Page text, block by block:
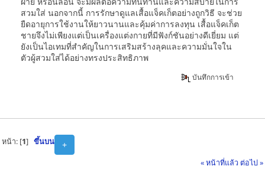
สวมใส่ นอกจากนี้ การรักษาดูแลเสื้อแจ็คเก็ตอย่างถูกวิธี จะช่วย
ยืดอายุการใช้งานให้ยาวนานและคุ้มค่าการลงทุน เสื้อแจ็คเก็ต
ชายจึงไม่เพียงแต่เป็นเครื่องแต่งกายที่มีฟังก์ชันอย่างดีเยี่ยม แต่
ยังเป็นไอเทมที่สำคัญในการเสริมสร้างลุคและความมั่นใจใน
ตัวผู้สวมใส่ได้อย่างทรงประสิทธิภาพ
บันทึกการเข้า
+
หน้า: [1] ขึ้นบน
« หน้าที่แล้ว ต่อไป »